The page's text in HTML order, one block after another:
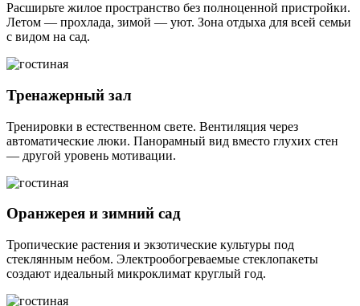
Расширьте жилое пространство без полноценной пристройки.
Летом — прохлада, зимой — уют. Зона отдыха для всей семьи
с видом на сад.
Тренажерный зал
Тренировки в естественном свете. Вентиляция через
автоматические люки. Панорамный вид вместо глухих стен
— другой уровень мотивации.
Оранжерея и зимний сад
Тропические растения и экзотические культуры под
стеклянным небом. Электрообогреваемые стеклопакеты
создают идеальный микроклимат круглый год.